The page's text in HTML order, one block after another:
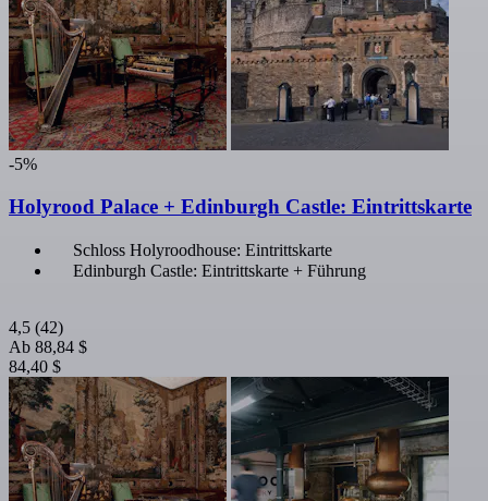
-5%
Holyrood Palace + Edinburgh Castle: Eintrittskarte
Schloss Holyroodhouse: Eintrittskarte
Edinburgh Castle: Eintrittskarte + Führung
4,5 (42)
Ab 88,84 $
84,40 $